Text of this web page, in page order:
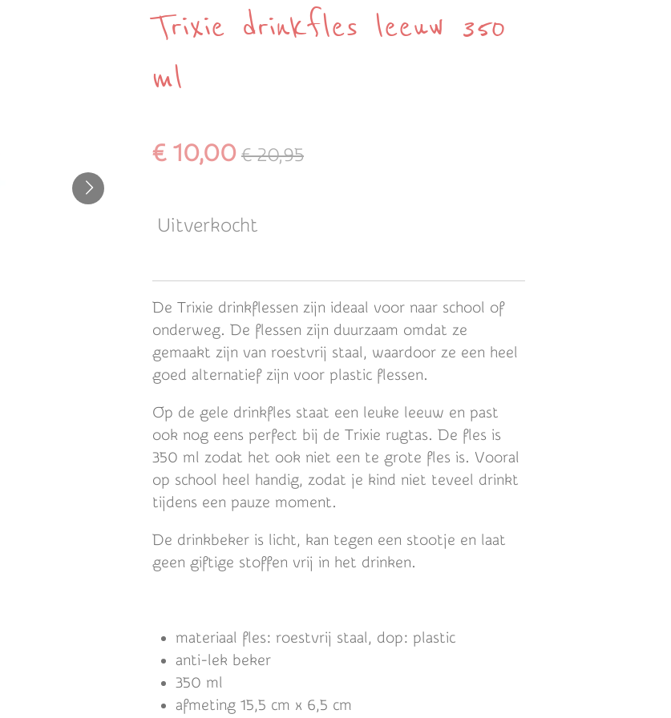
Trixie drinkfles leeuw 350
ml
€ 10,00 € 20,95
Uitverkocht
De Trixie drinkflessen zijn ideaal voor naar school of
onderweg. De flessen zijn duurzaam omdat ze
gemaakt zijn van roestvrij staal, waardoor ze een heel
goed alternatief zijn voor plastic flessen.
Op de gele drinkfles staat een leuke leeuw en past
ook nog eens perfect bij de Trixie rugtas. De fles is
350 ml zodat het ook niet een te grote fles is. Vooral
op school heel handig, zodat je kind niet teveel drinkt
tijdens een pauze moment.
De drinkbeker is licht, kan tegen een stootje en laat
geen giftige stoffen vrij in het drinken.
materiaal fles: roestvrij staal, dop: plastic
anti-lek beker
350 ml
afmeting 15,5 cm x 6,5 cm